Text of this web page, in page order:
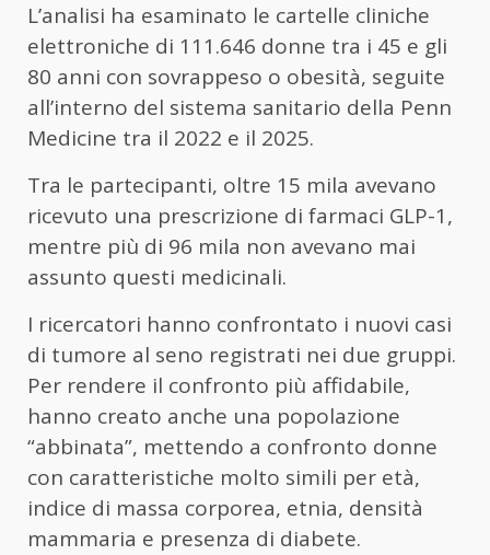
L’analisi ha esaminato le cartelle cliniche
elettroniche di 111.646 donne tra i 45 e gli
80 anni con sovrappeso o obesità, seguite
all’interno del sistema sanitario della Penn
Medicine tra il 2022 e il 2025.
Tra le partecipanti, oltre 15 mila avevano
ricevuto una prescrizione di farmaci GLP-1,
mentre più di 96 mila non avevano mai
assunto questi medicinali.
I ricercatori hanno confrontato i nuovi casi
di tumore al seno registrati nei due gruppi.
Per rendere il confronto più affidabile,
hanno creato anche una popolazione
“abbinata”, mettendo a confronto donne
con caratteristiche molto simili per età,
indice di massa corporea, etnia, densità
mammaria e presenza di diabete.